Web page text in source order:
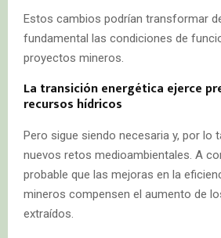
Estos cambios podrían transformar
fundamental las condiciones de
proyectos mineros.
La transición energética ejerce
recursos hídricos
Pero sigue siendo necesaria y, por lo
nuevos retos medioambientales. A
probable que las mejoras en la
mineros compensen el aumento de
extraídos.